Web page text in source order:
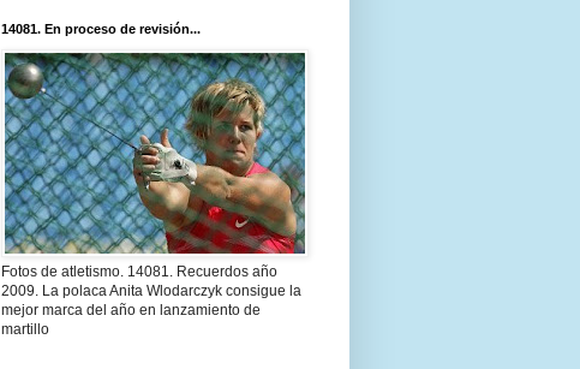
14081. En proceso de revisión...
Fotos de atletismo. 14081. Recuerdos año
2009. La polaca Anita Wlodarczyk consigue la
mejor marca del año en lanzamiento de
martillo